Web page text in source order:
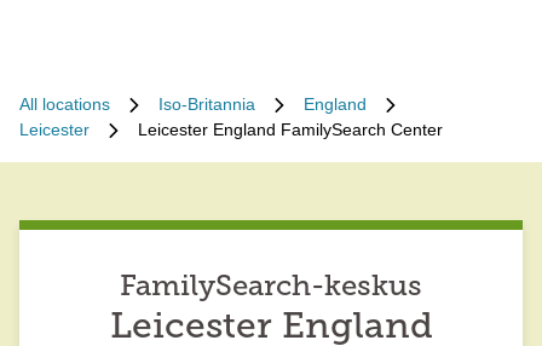
All locations Iso-Britannia
England
Leicester
Leicester England FamilySearch Center
FamilySearch-keskus
Leicester England